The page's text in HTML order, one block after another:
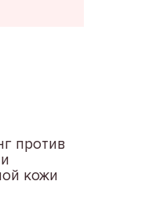
против
кожи